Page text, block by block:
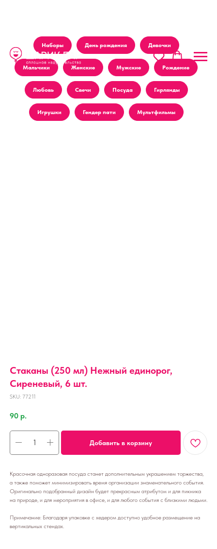
Наборы День рождения Девочки
Мальчики Женские Мужские Рождение
Любовь Свечи Посуда Гирлянды
Игрушки Гендер пати Мультфильмы
Стаканы (250 мл) Нежный единорог,
Сиреневый, 6 шт.
SKU: 77211
90 р.
Добавить в корзину
Красочная одноразовая посуда станет дополнительным украшением торжества,
а также поможет минимизировать время организации знаменательного события.
Оригинально подобранный дизайн будет прекрасным атрибутом и для пикника
на природе, и для мероприятия в офисе, и для любого события с близкими людьми.
Примечание: Благодаря упаковке с хедером доступно удобное размещение на
вертикальных стендах.